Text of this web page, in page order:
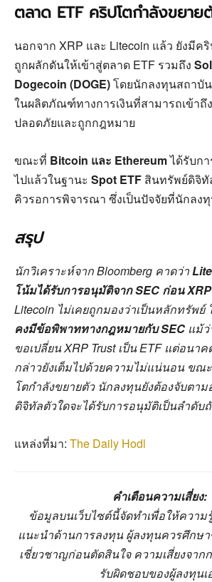
ตลาด ETF คริปโตกำลังขยาย
นอกจาก XRP และ Litecoin แล้ว ยังมีค
ถูกผลักดันให้เข้าสู่ตลาด ETF รวมถึง
Dogecoin (DOGE)โดยนักลงทุนสถาบั
ในผลิตภัณฑ์ทางการเงินที่สามารถเข้าถึ
ปลอดภัยและถูกกฎหมาย
ขณะที่ Bitcoin และ Ethereumได้รับก
ไปแล้วในฐานะ Spot ETF สินทรัพย์ดิจิทั
คิวรอการพิจารณา ซึ่งเป็นปัจจัยที่นักลง
สรุป
นักวิเคราะห์จาก Bloomberg คาดว่า
โน้มได้รับการอนุมัติจาก SEC ก่อน
Litecoin ไม่เคยถูกมองว่าเป็นหลักทรัพ
คงมีข้อพิพาททางกฎหมายกับ SEC แม้ว่
ขอเปลี่ยน XRP Trust เป็น ETF แต่อนา
กล่าวยังเต็มไปด้วยความไม่แน่นอน ขณ
โตกำลังขยายตัว นักลงทุนยังต้องจับตา
ดิจิทัลตัวใดจะได้รับการอนุมัติเป็นลำดับ
แหล่งที่มา: The Daily Hodl
คำเตือนความเสี่ยง:
ข้อมูลบนเว็บไซต์นี้จัดทำเพื่อให้ความ
แนะนำด้านการลงทุน ผู้ลงทุนควรศึกษ
เชี่ยวชาญก่อนตัดสินใจ ความเสี่ยงจาก
รับผิดชอบของผู้ลงทุนเ